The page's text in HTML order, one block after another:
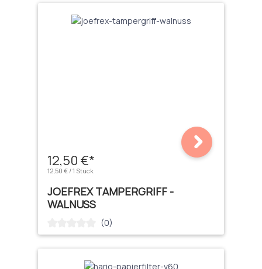
12,50 €*
12,50 € / 1 Stück
JOEFREX TAMPERGRIFF -
WALNUSS
Durchschnittliche Bewertung von 0 von 5 Sternen
(0)